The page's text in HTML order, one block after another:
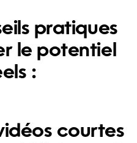
pratiques
le potentiel
:
courtes